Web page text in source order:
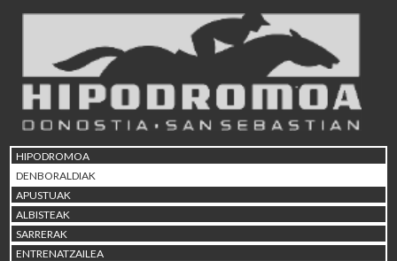
HIPODROMOA
DENBORALDIAK
APUSTUAK
ALBISTEAK
SARRERAK
ENTRENATZAILEA